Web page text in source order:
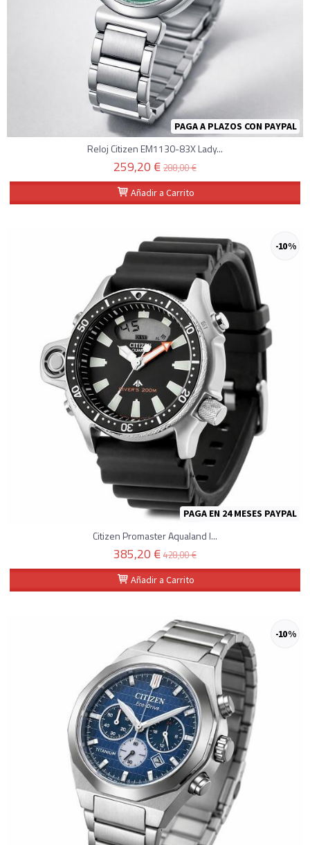
PAGA A PLAZOS CON PAYPAL
Reloj Citizen EM1130-83X Lady...
259,20 € 288,00 €
Añadir a Carrito
PAGA EN 24 MESES PAYPAL
-10 %
Citizen Promaster Aqualand I...
385,20 € 428,00 €
Añadir a Carrito
-10 %